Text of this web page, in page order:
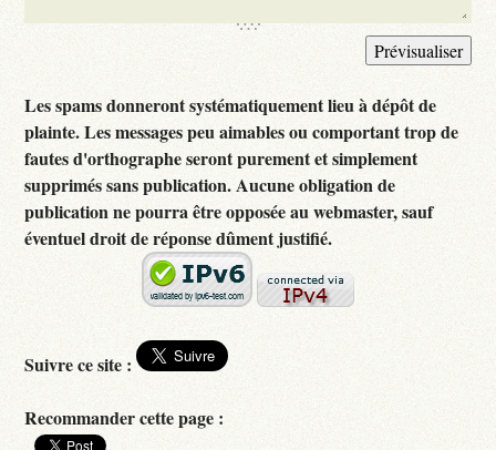
Les spams donneront systématiquement lieu à dépôt de
plainte. Les messages peu aimables ou comportant trop de
fautes d'orthographe seront purement et simplement
supprimés sans publication. Aucune obligation de
publication ne pourra être opposée au webmaster, sauf
éventuel droit de réponse dûment justifié.
Suivre ce site :
Recommander cette page :